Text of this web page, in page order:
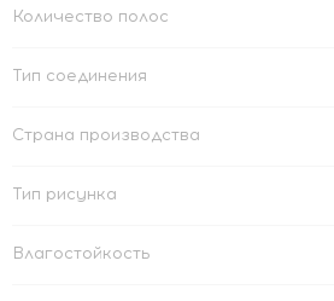
Количество полос
Тип соединения
Страна производства
Тип рисунка
Влагостойкость